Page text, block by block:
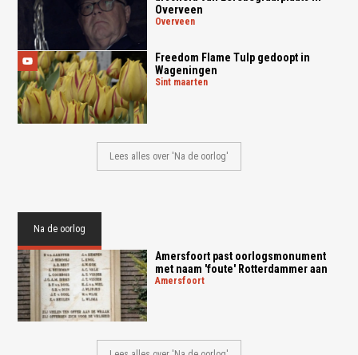
Overveen
overveen
Freedom Flame Tulp gedoopt in
Wageningen
sint maarten
Lees alles over 'Na de oorlog'
Na de oorlog
Amersfoort past oorlogsmonument
met naam 'foute' Rotterdammer aan
amersfoort